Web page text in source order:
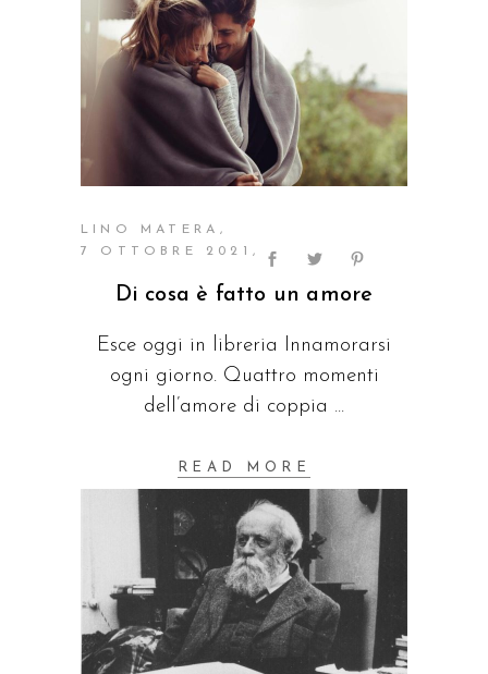
LINO MATERA
7 OTTOBRE 2021
Di cosa è fatto un amore
Esce oggi in libreria Innamorarsi
ogni giorno. Quattro momenti
dell’amore di coppia
READ MORE